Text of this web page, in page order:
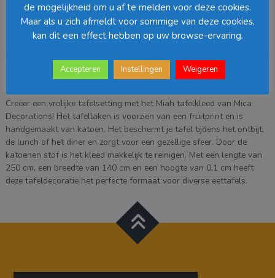
Barcode:
Beschrijving
Creëer een vrolijke tafelsetting met het Miah tafelkleed van Mica
Decorations! Het tafellaken is voorzien van een fruitprint en is
handgemaakt van katoen. Het beschermt je tafel tijdens het ontbijt,
de lunch of het diner en zorgt voor een gezellige sfeer. Door de
katoenen stof is het kleed makkelijk te reinigen. Met een lengte van
250 cm, een breedte van 140 cm en een hoogte van 0,1 cm heeft
deze tafeldecoratie het perfecte formaat voor diverse eettafels.
de mogelijkheid om u af te melden voor deze cookies.
Maar als u zich afmeldt voor sommige van deze cookies,
kan dit een effect hebben op uw browse-ervaring.
Accepteren Instellingen Weigeren